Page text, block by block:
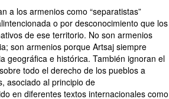
a los armenios como “separatistas”
o por desconocimiento que los
de ese territorio. No son armenios
son armenios porque Artsaj siempre
geográfica e histórica. También ignoran el
todo el derecho de los pueblos a
asociado al principio de
en diferentes textos internacionales como